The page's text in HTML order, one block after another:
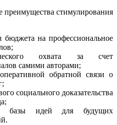
стимулирования
бюджета на профессиональное
охвата за счет
самими авторами;
обратной связи о
социального доказательства
базы идей для будущих